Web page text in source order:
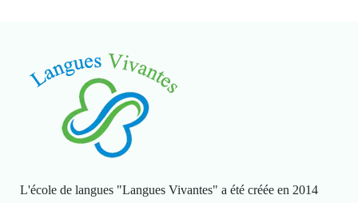
L'école de langues "Langues Vivantes" a été créée en 2014